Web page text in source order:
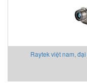
Raytek việt nam,